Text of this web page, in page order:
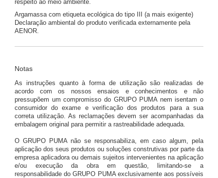
respeito ao meio ambiente.
Argamassa com etiqueta ecológica do tipo III (a mais exigente)
Declaração ambiental do produto verificada externamente pela
AENOR.
Notas
As instruções quanto à forma de utilização são realizadas de
acordo com os nossos ensaios e conhecimentos e não
pressupõem um compromisso do GRUPO PUMA nem isentam o
consumidor do exame e verificação dos produtos para a sua
correta utilização. As reclamações devem ser acompanhadas da
embalagem original para permitir a rastreabilidade adequada.
O GRUPO PUMA não se responsabiliza, em caso algum, pela
aplicação dos seus produtos ou soluções construtivas por parte da
empresa aplicadora ou demais sujeitos intervenientes na aplicação
e/ou execução da obra em questão, limitando-se a
responsabilidade do GRUPO PUMA exclusivamente aos possíveis